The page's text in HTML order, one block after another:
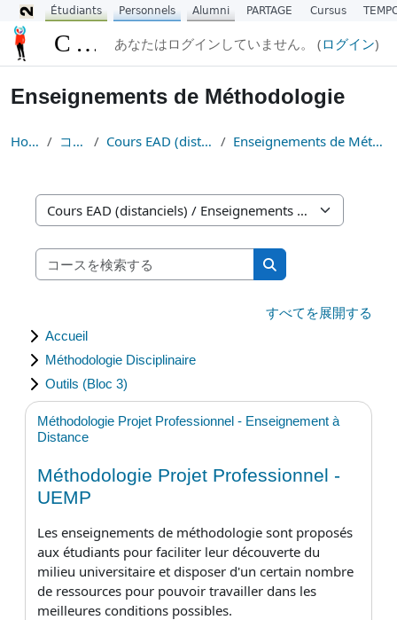
メインコンテンツへスキップする
CURSUS あなたはログインしていません。 (ログイン)
Enseignements de Méthodologie
Home コース Cours EAD (distanciels) Enseignements de Méthodologie
コースカテゴリ
コースを検索する
コースを検索する
すべてを展開する
Accueil
Méthodologie Disciplinaire
Outils (Bloc 3)
Méthodologie Projet Professionnel - Enseignement à
Distance
Méthodologie Projet Professionnel -
UEMP
Les enseignements de méthodologie sont proposés
aux étudiants pour faciliter leur découverte du
milieu universitaire et disposer d'un certain nombre
de ressources pour pouvoir travailler dans les
meilleures conditions possibles.
Étudiants Personnels Alumni PARTAGE Cursus